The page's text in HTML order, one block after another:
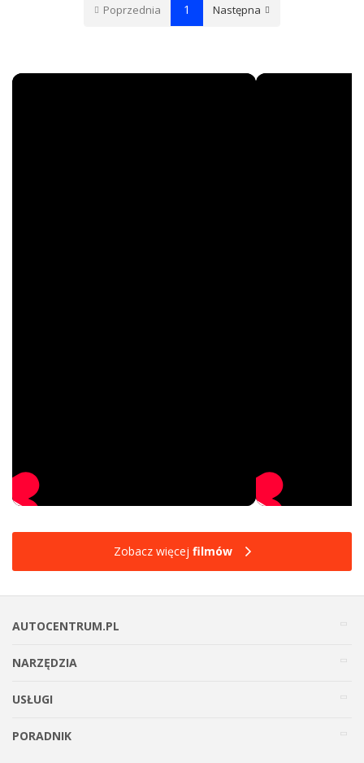
Poprzednia 1 Następna
Zobacz więcej filmów
AUTOCENTRUM.PL
NARZĘDZIA
USŁUGI
PORADNIK